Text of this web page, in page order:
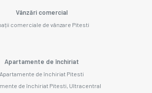
Vânzări comercial
comerciale de vânzare Pitesti
Apartamente de închiriat
Apartamente de închiriat Pitesti
de închiriat Pitesti, Ultracentral